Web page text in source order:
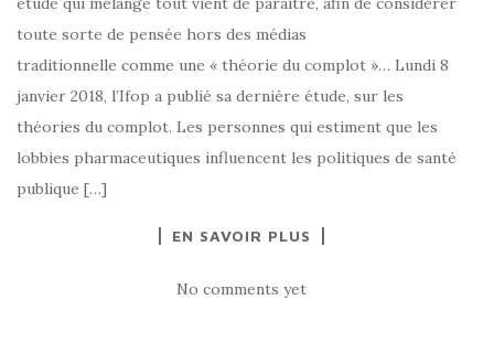
toute sorte de pensée hors des médias
traditionnelle comme une « théorie du complot »… Lundi 8
janvier 2018, l’Ifop a publié sa dernière étude, sur les
théories du complot. Les personnes qui estiment que les
lobbies pharmaceutiques influencent les politiques de santé
publique […]
EN SAVOIR PLUS
No comments yet